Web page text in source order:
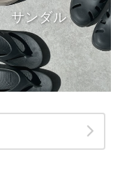
サンダル